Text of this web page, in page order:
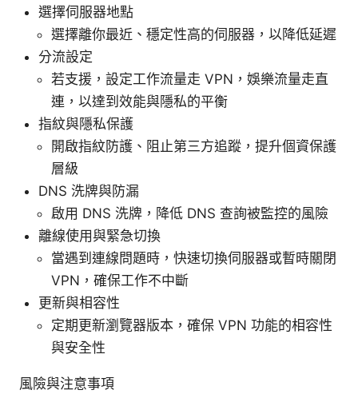
選擇伺服器地點
選擇離你最近、穩定性高的伺服器，以降低延遲
分流設定
若支援，設定工作流量走 VPN，娛樂流量走直
連，以達到效能與隱私的平衡
指紋與隱私保護
開啟指紋防護、阻止第三方追蹤，提升個資保護
層級
DNS 洗牌與防漏
啟用 DNS 洗牌，降低 DNS 查詢被監控的風險
離線使用與緊急切換
當遇到連線問題時，快速切換伺服器或暫時關閉
VPN，確保工作不中斷
更新與相容性
定期更新瀏覽器版本，確保 VPN 功能的相容性
與安全性
風險與注意事項